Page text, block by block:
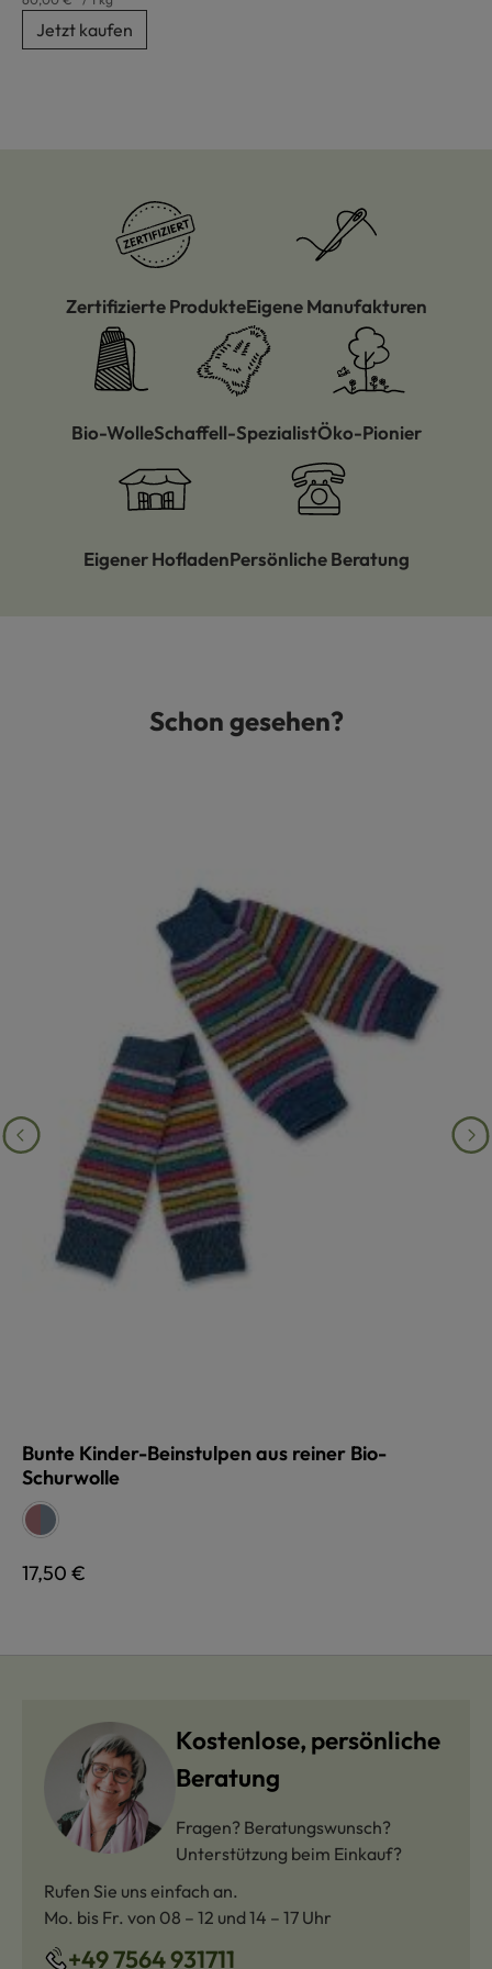
Jetzt kaufen
Zertifizierte ProdukteEigene Manufakturen
Bio-WolleSchaffell-SpezialistÖko-Pionier
Eigener HofladenPersönliche Beratung
Produktgalerie überspringenSchon gesehen?
Bunte Kinder-Beinstulpen aus reiner Bio-
Schurwolle
Farbe
buntbunt
Regulärer Preis:
17,50 €
Kostenlose, persönliche
Beratung
Fragen? Beratungswunsch?
Unterstützung beim Einkauf?
Rufen Sie uns einfach an.
Mo. bis Fr. von 08 – 12 und 14 – 17 Uhr
+49 7564 931711